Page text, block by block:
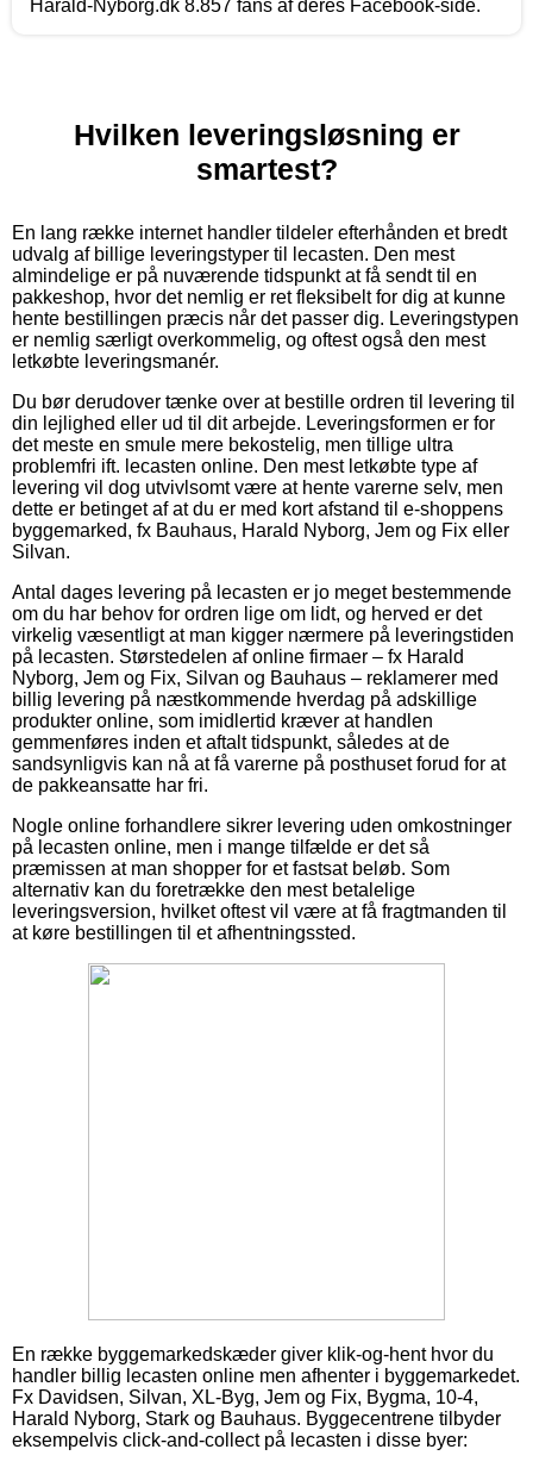
Harald-Nyborg.dk 8.857 fans af deres Facebook-side.
Hvilken leveringsløsning er
smartest?
En lang række internet handler tildeler efterhånden et bredt
udvalg af billige leveringstyper til lecasten. Den mest
almindelige er på nuværende tidspunkt at få sendt til en
pakkeshop, hvor det nemlig er ret fleksibelt for dig at kunne
hente bestillingen præcis når det passer dig. Leveringstypen
er nemlig særligt overkommelig, og oftest også den mest
letkøbte leveringsmanér.
Du bør derudover tænke over at bestille ordren til levering til
din lejlighed eller ud til dit arbejde. Leveringsformen er for
det meste en smule mere bekostelig, men tillige ultra
problemfri ift. lecasten online. Den mest letkøbte type af
levering vil dog utvivlsomt være at hente varerne selv, men
dette er betinget af at du er med kort afstand til e-shoppens
byggemarked, fx Bauhaus, Harald Nyborg, Jem og Fix eller
Silvan.
Antal dages levering på lecasten er jo meget bestemmende
om du har behov for ordren lige om lidt, og herved er det
virkelig væsentligt at man kigger nærmere på leveringstiden
på lecasten. Størstedelen af online firmaer – fx Harald
Nyborg, Jem og Fix, Silvan og Bauhaus – reklamerer med
billig levering på næstkommende hverdag på adskillige
produkter online, som imidlertid kræver at handlen
gemmenføres inden et aftalt tidspunkt, således at de
sandsynligvis kan nå at få varerne på posthuset forud for at
de pakkeansatte har fri.
Nogle online forhandlere sikrer levering uden omkostninger
på lecasten online, men i mange tilfælde er det så
præmissen at man shopper for et fastsat beløb. Som
alternativ kan du foretrække den mest betalelige
leveringsversion, hvilket oftest vil være at få fragtmanden til
at køre bestillingen til et afhentningssted.
En række byggemarkedskæder giver klik-og-hent hvor du
handler billig lecasten online men afhenter i byggemarkedet.
Fx Davidsen, Silvan, XL-Byg, Jem og Fix, Bygma, 10-4,
Harald Nyborg, Stark og Bauhaus. Byggecentrene tilbyder
eksempelvis click-and-collect på lecasten i disse byer: